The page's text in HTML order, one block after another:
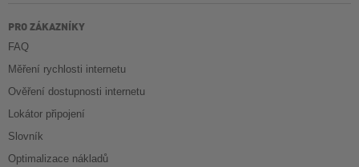
PRO ZÁKAZNÍKY
FAQ
Měření rychlosti internetu
Ověření dostupnosti internetu
Lokátor připojení
Slovník
Optimalizace nákladů